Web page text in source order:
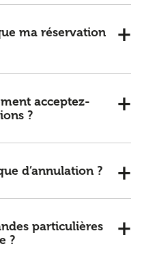
ma réservation
acceptez-
?
d’annulation ?
particulières
?